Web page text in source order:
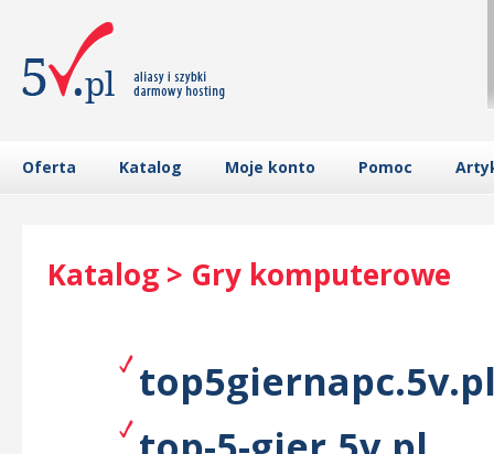
Oferta Katalog Moje konto Pomoc
Katalog > Gry komputerowe